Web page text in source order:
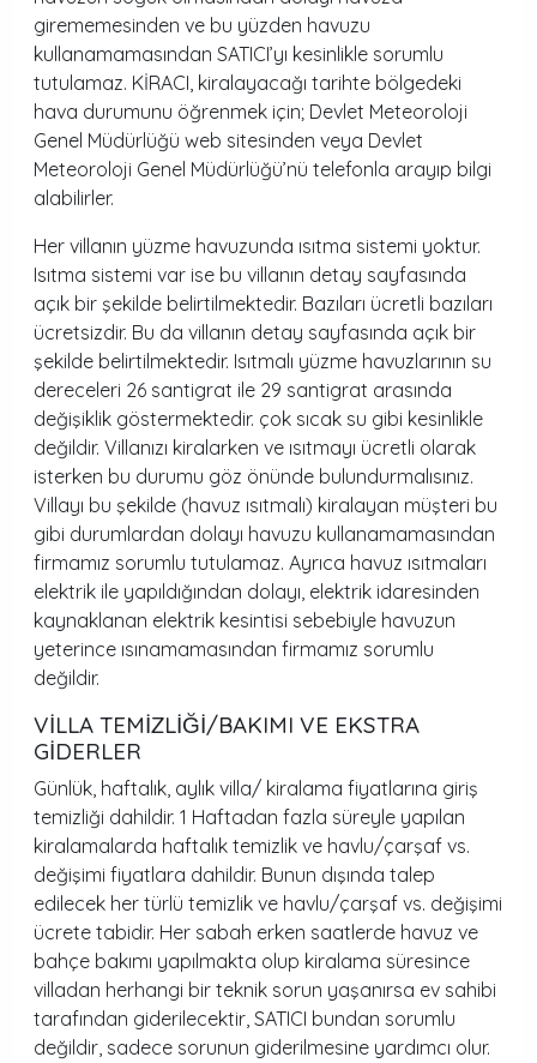
girememesinden ve bu yüzden havuzu
kullanamamasından SATICI’yı kesinlikle sorumlu
tutulamaz. KİRACI, kiralayacağı tarihte bölgedeki
hava durumunu öğrenmek için; Devlet Meteoroloji
Genel Müdürlüğü web sitesinden veya Devlet
Meteoroloji Genel Müdürlüğü’nü telefonla arayıp bilgi
alabilirler.
Her villanın yüzme havuzunda ısıtma sistemi yoktur.
Isıtma sistemi var ise bu villanın detay sayfasında
açık bir şekilde belirtilmektedir. Bazıları ücretli bazıları
ücretsizdir. Bu da villanın detay sayfasında açık bir
şekilde belirtilmektedir. Isıtmalı yüzme havuzlarının su
dereceleri 26 santigrat ile 29 santigrat arasında
değişiklik göstermektedir. çok sıcak su gibi kesinlikle
değildir. Villanızı kiralarken ve ısıtmayı ücretli olarak
isterken bu durumu göz önünde bulundurmalısınız.
Villayı bu şekilde (havuz ısıtmalı) kiralayan müşteri bu
gibi durumlardan dolayı havuzu kullanamamasından
firmamız sorumlu tutulamaz. Ayrıca havuz ısıtmaları
elektrik ile yapıldığından dolayı, elektrik idaresinden
kaynaklanan elektrik kesintisi sebebiyle havuzun
yeterince ısınamamasından firmamız sorumlu
değildir.
VİLLA TEMİZLİĞİ/BAKIMI VE EKSTRA
GİDERLER
Günlük, haftalık, aylık villa/ kiralama fiyatlarına giriş
temizliği dahildir. 1 Haftadan fazla süreyle yapılan
kiralamalarda haftalık temizlik ve havlu/çarşaf vs.
değişimi fiyatlara dahildir. Bunun dışında talep
edilecek her türlü temizlik ve havlu/çarşaf vs. değişimi
ücrete tabidir. Her sabah erken saatlerde havuz ve
bahçe bakımı yapılmakta olup kiralama süresince
villadan herhangi bir teknik sorun yaşanırsa ev sahibi
tarafından giderilecektir, SATICI bundan sorumlu
değildir, sadece sorunun giderilmesine yardımcı olur.